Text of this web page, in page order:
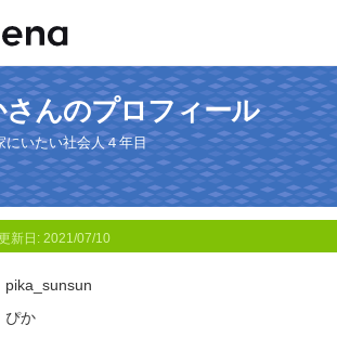
んのプロフィール
にいたい社会人４年目
新日: 2021/07/10
pika_sunsun
ぴか